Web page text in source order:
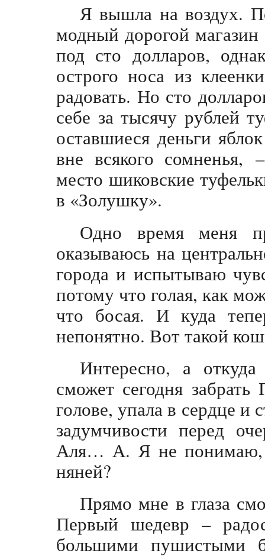
Я вышла на воздух.
модный дорогой
под сто долларов,
острого носа из
радовать. Но сто
себе за тысячу рублей
оставшиеся деньги
вне всякого
место шиковские
в «Золушку».
Одно время меня
оказываюсь на
города и испытываю
потому что голая, как
что босая. И куда
непонятно. Вот такой
Интересно, а
сможет сегодня
голове, упала в сердце и
задумчивости перед
Аля… А. Я не понимаю,
няней?
Прямо мне в глаза
Первый шедевр –
большими пушистыми